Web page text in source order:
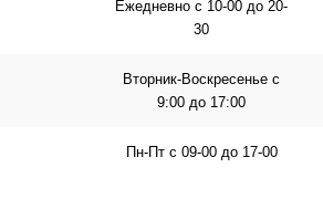
Ежедневно с 10-00 до 20-
30
Вторник-Воскресенье с
9:00 до 17:00
Пн-Пт с 09-00 до 17-00